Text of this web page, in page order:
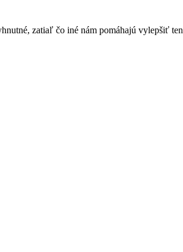
zatiaľ čo iné nám pomáhajú vylepšiť